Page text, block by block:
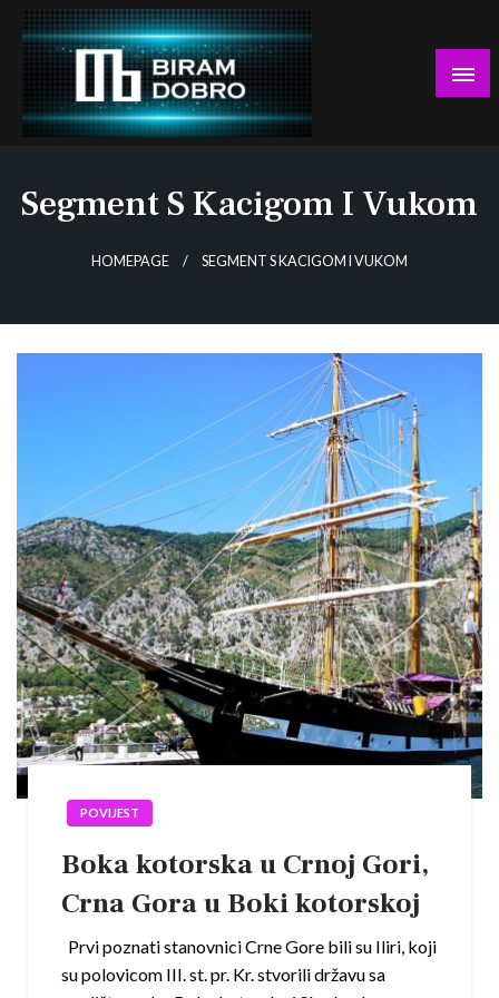
Skip
content
Segment S Kacigom I Vukom
HOMEPAGE SEGMENT S KACIGOM I VUKOM
POVIJEST
Boka kotorska u Crnoj Gori,
Crna Gora u Boki kotorskoj
Prvi poznati stanovnici Crne Gore bili su Iliri, koji
su polovicom III. st. pr. Kr. stvorili državu sa